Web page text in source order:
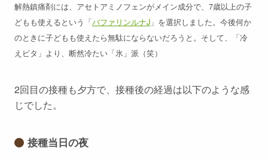
解熱鎮痛剤には、アセトアミノフェンがメイン成分で、7歳以上の子
どもも使えるという「バファリンルナJ 」を選択しました。今後何か
のときに子どもも使えたら無駄にならないだろうと。そして、「冷
えビタ」より、断然冷たい「氷」派（笑）
2回目の接種も夕方で、接種後の経過は以下のような感
じでした。
接種当日の夜